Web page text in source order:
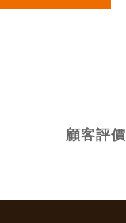
顧客評價